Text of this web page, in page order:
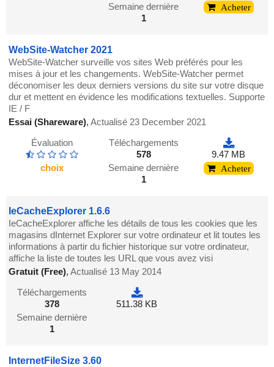
Semaine dernière
1
Acheter
WebSite-Watcher 2021
WebSite-Watcher surveille vos sites Web préférés pour les
mises à jour et les changements. WebSite-Watcher permet
déconomiser les deux derniers versions du site sur votre disque
dur et mettent en évidence les modifications textuelles. Supporte
IE / F
Essai (Shareware),Actualisé 23 December 2021
Évaluation
choix
Téléchargements
578
Semaine dernière
1
9.47 MB
Acheter
IeCacheExplorer 1.6.6
IeCacheExplorer affiche les détails de tous les cookies que les
magasins dInternet Explorer sur votre ordinateur et lit toutes les
informations à partir du fichier historique sur votre ordinateur,
affiche la liste de toutes les URL que vous avez visi
Gratuit (Free),Actualisé 13 May 2014
Téléchargements
378
Semaine dernière
1
511.38 KB
InternetFileSize 3.60